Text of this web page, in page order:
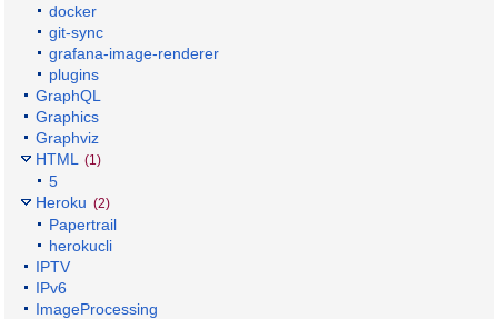
docker
git-sync
grafana-image-renderer
plugins
GraphQL
Graphics
Graphviz
HTML
(1)
5
Heroku (2)
Papertrail
herokucli
IPTV
IPv6
ImageProcessing